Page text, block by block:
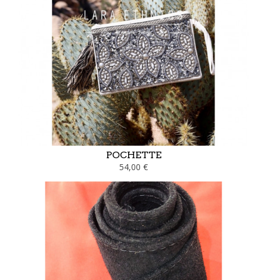
POCHETTE
54,00 €